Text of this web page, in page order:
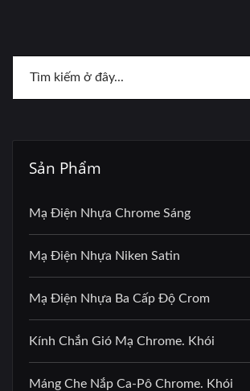
Sản Phẩm
Mạ Điện Nhựa Chrome Sáng
Mạ Điện Nhựa Niken Satin
Mạ Điện Nhựa Ba Cấp Độ Crom
Kính Chắn Gió Mạ Chrome. Khói
Máng Che Nắp Ca-Pô Chrome. Khói